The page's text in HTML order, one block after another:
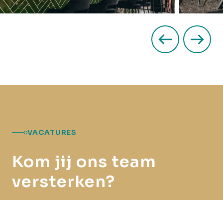
VACATURES
Kom jij ons team
versterken?